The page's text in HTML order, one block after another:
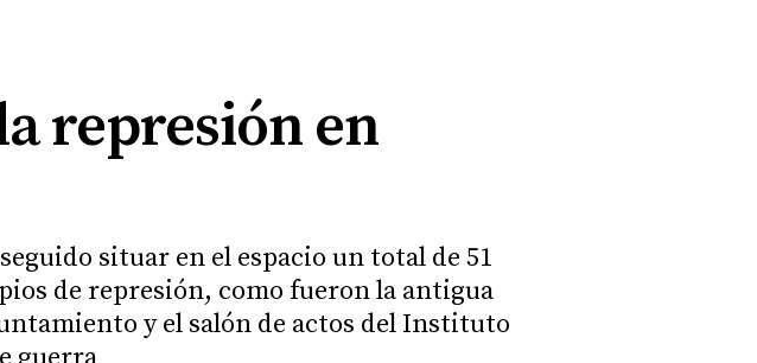
represión en
situar en el espacio un total de 51
de represión, como fueron la antigua
y el salón de actos del Instituto